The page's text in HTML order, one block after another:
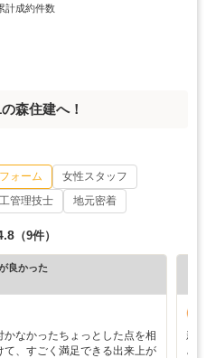
計成約件数
森住建へ！
ォーム
女性スタッフ
管理技士 地元密着
（9件）
良かった
なかったちょっとした点を相
、すごく満足できる出来上が
新
ざ